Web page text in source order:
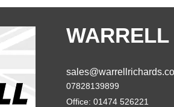
07828139899
Office: 01474 526221